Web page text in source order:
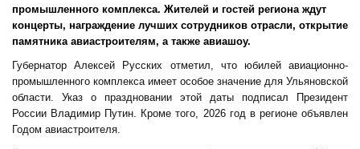
промышленного комплекса. Жителей и гостей региона ждут
концерты, награждение лучших сотрудников отрасли, открытие
памятника авиастроителям, а также авиашоу.
Губернатор Алексей Русских отметил, что юбилей авиационно-
промышленного комплекса имеет особое значение для Ульяновской
области. Указ о праздновании этой даты подписал Президент
России Владимир Путин. Кроме того, 2026 год в регионе объявлен
Годом авиастроителя.